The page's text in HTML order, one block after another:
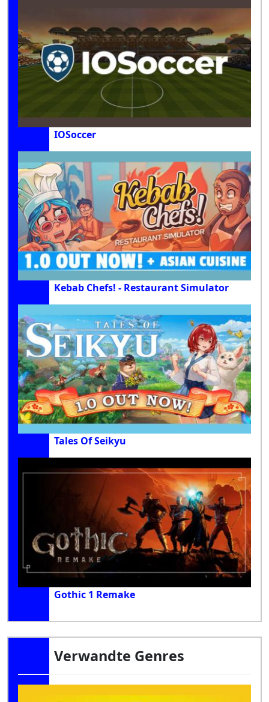
IOSoccer
Kebab Chefs! - Restaurant Simulator
Tales Of Seikyu
Gothic 1 Remake
Verwandte Genres